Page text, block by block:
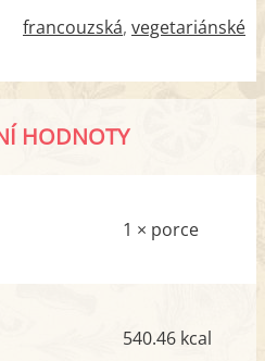
francouzská vegetariánské
HODNOTY
1 × porce
540.46 kcal